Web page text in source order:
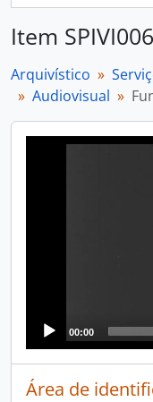
Item
Arquivístico
Audiovisual
00:00
Área de